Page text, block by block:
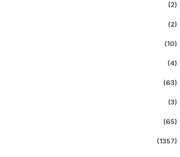
(2)
(2)
(10)
(4)
(63)
(3)
(65)
(1357)